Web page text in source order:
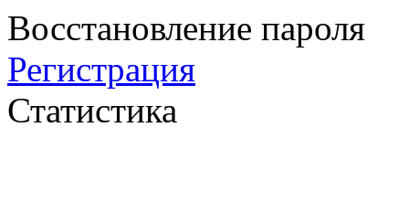
Восстановление пароля
Регистрация
Статистика